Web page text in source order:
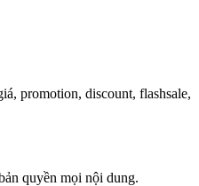
promotion, discount, flashsale,
quyền mọi nội dung.